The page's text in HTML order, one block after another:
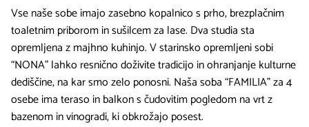
Vse naše sobe imajo zasebno kopalnico s prho, brezplačnim
toaletnim priborom in sušilcem za lase. Dva studia sta
opremljena z majhno kuhinjo. V starinsko opremljeni sobi
“NONA” lahko resnično doživite tradicijo in ohranjanje kulturne
dediščine, na kar smo zelo ponosni. Naša soba “FAMILIA” za 4
osebe ima teraso in balkon s čudovitim pogledom na vrt z
bazenom in vinogradi, ki obkrožajo posest.